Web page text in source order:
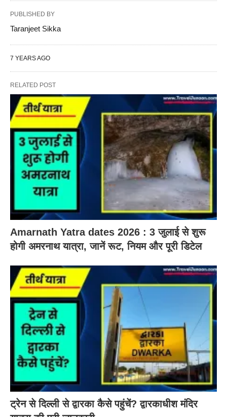
PUBLISHED BY
Taranjeet Sikka
7 YEARS AGO
RELATED POST
Amarnath Yatra dates 2026 : 3 जुलाई से शुरू
होगी अमरनाथ यात्रा, जानें रूट, नियम और पूरी डिटेल
ट्रेन से दिल्ली से द्वारका कैसे पहुंचें? द्वारकाधीश मंदिर